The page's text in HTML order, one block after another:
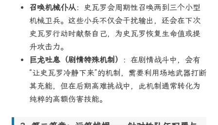
召唤机械仆从：史瓦罗会周期性召唤两到三个小型
机械卫兵。这些小兵不仅会干扰输出，还会在下次
史瓦罗行动时献祭自己，为史瓦罗恢复生命值或提
升攻击力。
巨龙吐息（剧情特殊机制）
：在剧情战斗中，会有
“让史瓦罗冷静下来”的机制，需要利用场地武器打断
其充能，但在后期高难挑战中，此机制通常转化为
纯粹的高额伤害技能。